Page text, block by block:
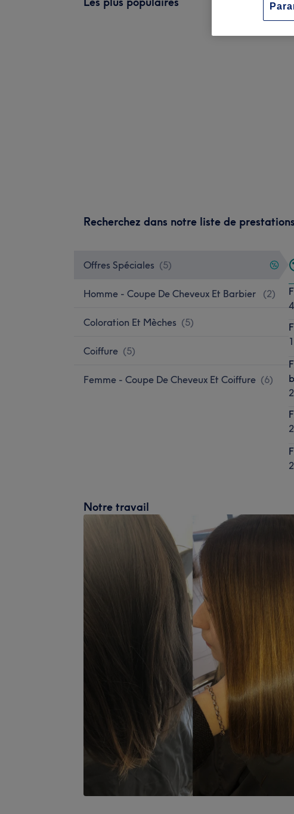
Recherchez dans notre liste de prestations
Offres Spéciales (5)
Homme - Coupe De Cheveux Et Barbier (2)
Coloration Et Mèches (5)
Coiffure (5)
Femme - Coupe De Cheveux Et Coiffure (6)
Notre travail